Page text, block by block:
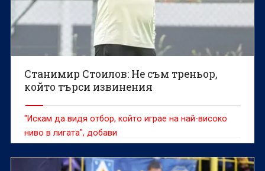
Станимир Стоилов: Не съм треньор,
който търси извинения
"Искам да видя отбор, който играе на най-високо
ниво в лигата", добави